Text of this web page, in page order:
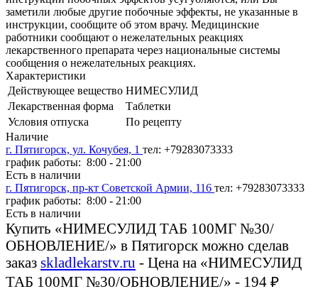
заметили любые другие побочные эффекты, не указанные в
инструкции, сообщите об этом врачу. Медицинские
работники сообщают о нежелательных реакциях
лекарственного препарата через национальные системы
сообщения о нежелательных реакциях.
Характеристики
Действующее вещество НИМЕСУЛИД
Лекарственная форма
Таблетки
Условия отпуска
По рецепту
Наличие
г. Пятигорск, ул. Кочубея, 1 тел: +79283073333
график работы: 8:00 - 21:00
Есть в наличии
г. Пятигорск, пр-кт Советской Армии, 116 тел: +79283073333
график работы: 8:00 - 21:00
Есть в наличии
Купить «НИМЕСУЛИД ТАБ 100МГ №30/
ОБНОВЛЕНИЕ/» в Пятигорск можно сделав
заказ skladlekarstv.ru - Цена на «НИМЕСУЛИД
ТАБ 100МГ №30/ОБНОВЛЕНИЕ/» - 194 ₽